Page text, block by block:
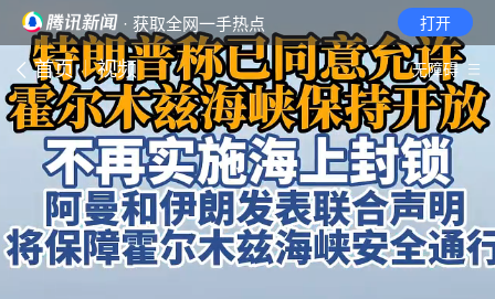
· 获取全网一手热点 打开
首页 视频 无障碍